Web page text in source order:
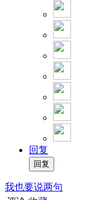
回复
我也要说两句